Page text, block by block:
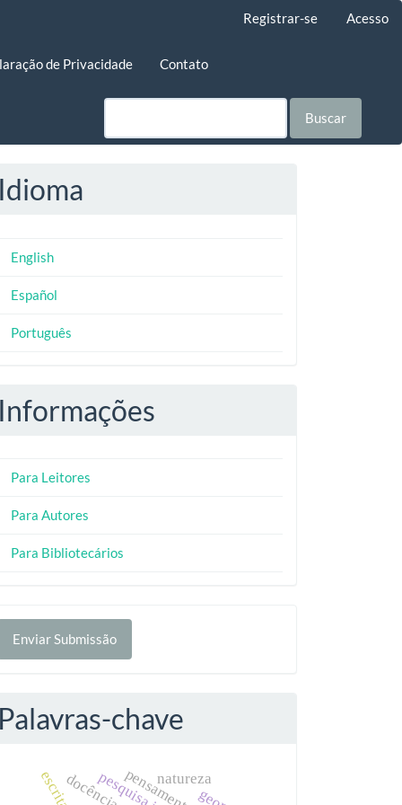
Registrar-se Acesso
de Privacidade Contato
Buscar
Idioma
English
Español
Português
Informações
Para Leitores
Para Autores
Para Bibliotecários
Enviar Submissão
Palavras-chave
natureza